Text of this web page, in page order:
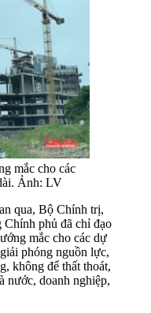
mắc cho các
Ảnh: LV
qua, Bộ Chính trị,
phủ đã chỉ đạo
mắc cho các dự
phóng nguồn lực,
không để thất thoát,
nước, doanh nghiệp,